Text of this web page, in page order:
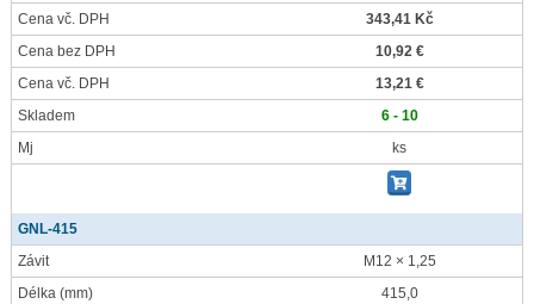
Cena vč. DPH
343,41 Kč
Cena bez DPH
10,92 €
Cena vč. DPH
13,21 €
Skladem
6 - 10
Mj
ks
GNL-415
Závit
M12 × 1,25
Délka (mm)
415,0